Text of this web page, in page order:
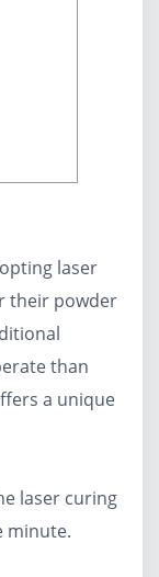
laser
their powder
than
a unique
laser curing
minute.